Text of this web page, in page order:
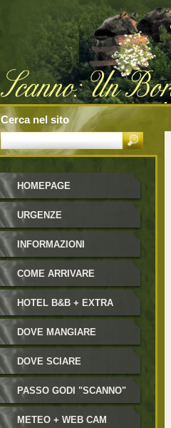
HOMEPAGE
URGENZE
INFORMAZIONI
COME ARRIVARE
HOTEL B&B + EXTRA
DOVE MANGIARE
DOVE SCIARE
PASSO GODI "SCANNO"
METEO + WEB CAM
Cerca nel sito